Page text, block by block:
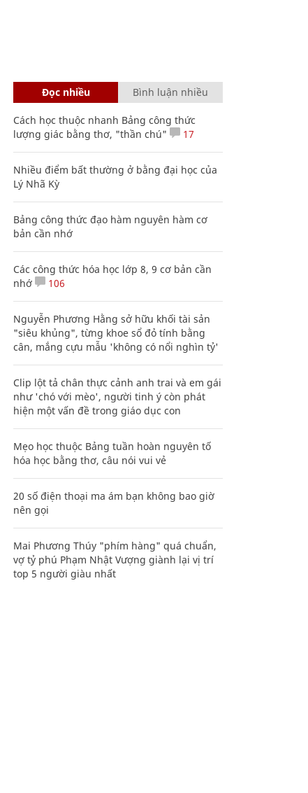
Đọc nhiều Bình luận nhiều
Cách học thuộc nhanh Bảng công thức
lượng giác bằng thơ, "thần chú"
17
Nhiều điểm bất thường ở bằng đại học của
Lý Nhã Kỳ
Bảng công thức đạo hàm nguyên hàm cơ
bản cần nhớ
Các công thức hóa học lớp 8, 9 cơ bản cần
nhớ
106
Nguyễn Phương Hằng sở hữu khối tài sản
"siêu khủng", từng khoe sổ đỏ tính bằng
cân, mắng cựu mẫu 'không có nổi nghìn tỷ'
Clip lột tả chân thực cảnh anh trai và em gái
như 'chó với mèo', người tinh ý còn phát
hiện một vấn đề trong giáo dục con
Mẹo học thuộc Bảng tuần hoàn nguyên tố
hóa học bằng thơ, câu nói vui vẻ
20 số điện thoại ma ám bạn không bao giờ
nên gọi
Mai Phương Thúy "phím hàng" quá chuẩn,
vợ tỷ phú Phạm Nhật Vượng giành lại vị trí
top 5 người giàu nhất